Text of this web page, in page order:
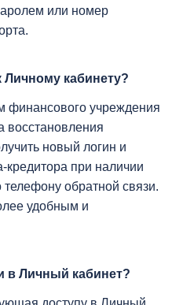
или номер
Личному кабинету?
финансового учреждения
восстановления
новый логин и
при наличии
обратной связи.
удобным и
в Личный кабинет?